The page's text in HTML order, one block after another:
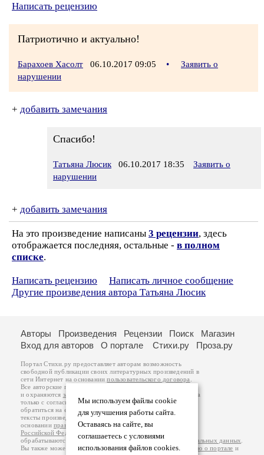
Написать рецензию
Патриотично и актуально!
Барахоев Хасолт 06.10.2017 09:05 •
Заявить о
нарушении
+ добавить замечания
Спасибо!
Татьяна Люсик 06.10.2017 18:35
Заявить о
нарушении
+ добавить замечания
На это произведение написаны 3 рецензии, здесь
отображается последняя, остальные - в полном
списке.
Написать рецензию
Написать личное сообщение
Другие произведения автора Татьяна Люсик
Мы используем файлы cookie
для улучшения работы сайта.
Оставаясь на сайте, вы
соглашаетесь с условиями
использования файлов cookies.
Авторы Произведения Рецензии Поиск
Магазин
Вход для авторов
О портале Стихи.ру Проза.ру
Портал Стихи.ру предоставляет авторам возможность
свободной публикации своих литературных произведений в
сети Интернет на основаниипользовательского договора
Все авторские права на произведения принадлежат авторам
и охраняются законом
. Перепечатка произведений возможна
только с согласия его автора, к которому вы можете
обратиться на его авторской странице. Ответственность за
тексты произведений авторы несут самостоятельно на
основанииправил публикацииизаконодательства
Российской Федерации
обрабатываются на основанииПолитики обработки персональных данных
Вы также можете посмотреть более подробнуюинформацию о портале и